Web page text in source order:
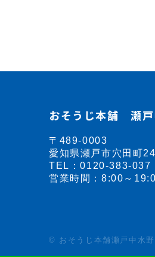
おそうじ本舗 瀬戸
〒489-0003
愛知県瀬戸市穴田町
TEL：0120-383-037
営業時間：8:00～
© おそうじ本舗瀬戸中水